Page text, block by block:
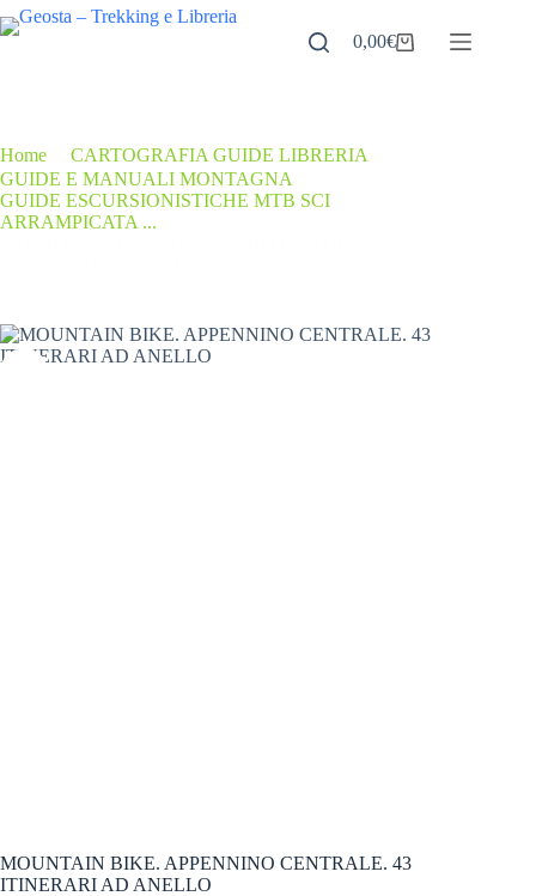
Salta
al
Carrello
0,00€
Home CARTOGRAFIA GUIDE LIBRERIA
GUIDE E MANUALI MONTAGNA
GUIDE ESCURSIONISTICHE MTB SCI
ARRAMPICATA ...
MOUNTAIN BIKE. APPENNINO CENTRALE. 43
ITINERARI AD ANELLO